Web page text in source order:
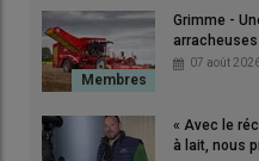
© Anthony Gohin
Notre objectif est de réaliser
35 % de matière sèchedans
fauche et la récolte. Comme
Grimme -
07 août
« Avec le
à lait, nous